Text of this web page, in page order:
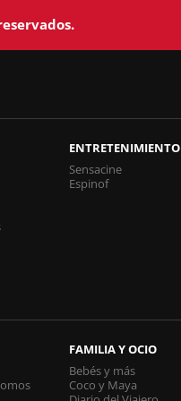
ENTRETENIMIENTO
Sensacine
Espinof
FAMILIA Y OCIO
Bebés y más
Coco y Maya